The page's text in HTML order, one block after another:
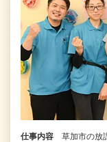
仕事内容
草加市の放